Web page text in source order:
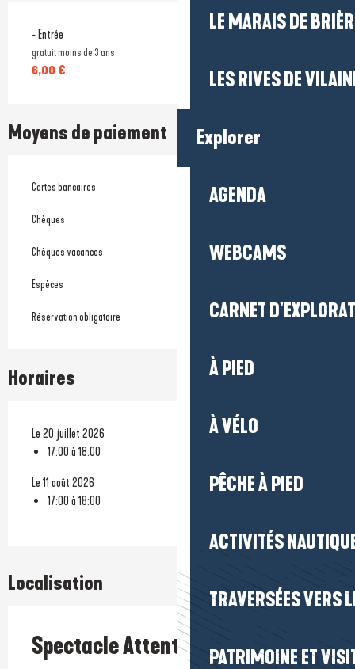
LE MARAIS DE
LES RIVES DE
Explorer
AGENDA
WEBCAMS
CARNET
À PIED
À VÉLO
PÊCHE À PIED
ACTIVITÉS
TRAVERSÉES VERS
PATRIMOINE ET
- Entrée
gratuit moins de 3 ans
6,00 €
Moyens de paiement
Cartes bancaires
Chèques
Chèques vacances
Espèces
Réservation obligatoire
Horaires
Le 20 juillet 2026
17:00 à 18:00
Le 11 août 2026
17:00 à 18:00
Localisation
Spectacle Attention Dragons